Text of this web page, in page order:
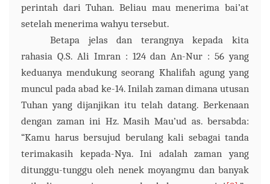
perintah dari Tuhan. Beliau mau menerima bai’at
setelah menerima wahyu tersebut.
Betapa jelas dan terangnya kepada kita
rahasia Q.S. Ali Imran : 124 dan An-Nur : 56 yang
keduanya mendukung seorang Khalifah agung yang
muncul pada abad ke-14. Inilah zaman dimana utusan
Tuhan yang dijanjikan itu telah datang. Berkenaan
dengan zaman ini Hz. Masih Mau’ud as. bersabda:
“Kamu harus bersujud berulang kali sebagai tanda
terimakasih kepada-Nya. Ini adalah zaman yang
ditunggu-tunggu oleh nenek moyangmu dan banyak